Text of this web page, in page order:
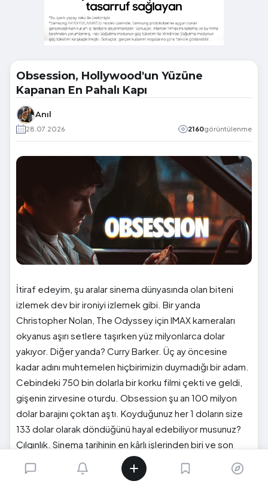
Obsession, Hollywood'un Yüzüne
Kapanan En Pahalı Kapı
Anıl
28.07.2026 2160görüntülenme
İtiraf edeyim, şu aralar sinema dünyasında olan biteni
izlemek dev bir ironiyi izlemek gibi. Bir yanda
Christopher Nolan, The Odyssey için IMAX kameraları
okyanus aşırı setlere taşırken yüz milyonlarca dolar
yakıyor. Diğer yanda? Curry Barker. Üç ay öncesine
kadar adını muhtemelen hiçbirimizin duymadığı bir adam.
Cebindeki 750 bin dolarla bir korku filmi çekti ve geldi,
gişenin zirvesine oturdu. Obsession şu an 100 milyon
dolar barajını çoktan aştı. Koyduğunuz her 1 doların size
133 dolar olarak döndüğünü hayal edebiliyor musunuz?
Çılgınlık. Sinema tarihinin en kârlı işlerinden biri ve son
yirmi yılın en ucuz "gişe fatihi" korku filmi karşımızdaki.